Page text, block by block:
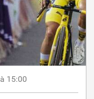
à 15:00